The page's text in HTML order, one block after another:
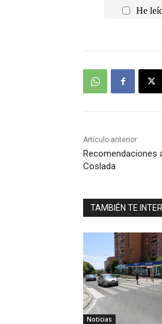
He
Artículo anterior
Recomendaciones
Coslada
TAMBIÉN TE
Noticias